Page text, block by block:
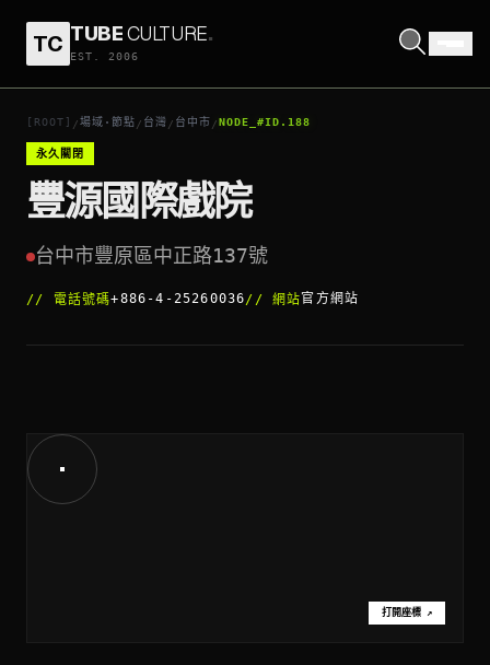
TC TUBECULTURE.
EST. 2006
[ROOT] /場域·節點 / 台灣 / 台中市 /NODE_#ID.188
永久關閉
豐源國際戲院
台中市豐原區中正路137號
// 電話號碼+886-4-25260036//網站官方網站
打開座標 ↗
豐源國際戲院